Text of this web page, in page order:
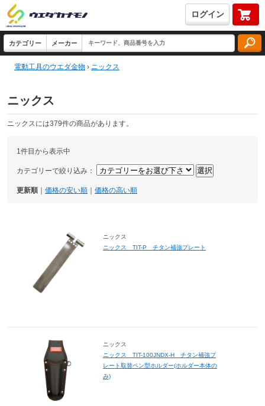
ログイン
電動工具のウエダ金物 › ニックス
ニックス
ニックスには379件の商品があります。
1件目から表示中
カテゴリーで絞り込み：
更新順 価格の安い順 価格の高い順
ニックス
ニックス TIT-P チタン補強プレート
ニックス
ニックス TIT-100JNDX-H チタン補強プ
レート取替ペン型ホルダー(ホルダー本体の
み)